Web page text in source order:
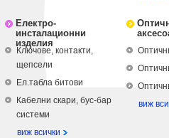
Електро-
инсталационни
изделия
Ключове, контакти,
щепсели
Ел.табла битови
Кабелни скари, бус-бар
системи
виж всички
виж